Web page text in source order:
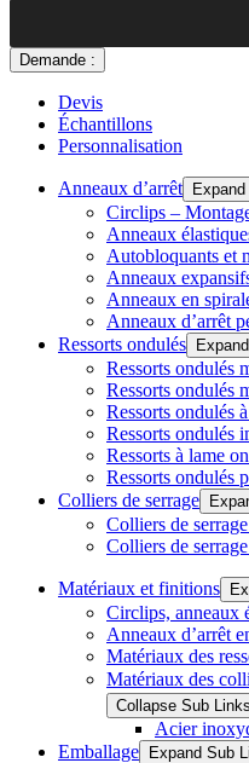
Demande :
Devis
Échantillons
Personnalisation
Anneaux d’arrêt
Circlips –
Anneaux
Autobloquants et
Anneaux
Anneaux en
Anneaux d’arrêt
Ressorts ondulés
Ressorts ondulés
Ressorts ondulés
Ressorts ondulés
Ressorts ondulés
Ressorts à lame
Ressorts ondulés
Colliers de serrage
Colliers de
Colliers de
Matériaux et finitions
Circlips, anneaux
Anneaux d’arrêt
Matériaux des
Matériaux des
Collapse Sub Links
Acier
Emballage
Expand Sub